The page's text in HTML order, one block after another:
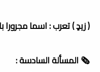
( زيدٍ ) تعرب : اسما مجرورا
🗞 المسألة السادسة :